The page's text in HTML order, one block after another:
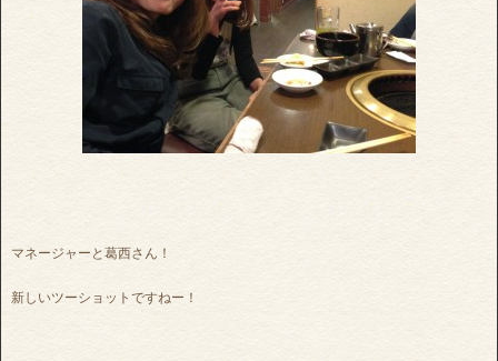
マネージャーと葛西さん！
新しいツーショットですねー！